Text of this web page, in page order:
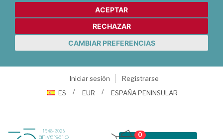
ACEPTAR
RECHAZAR
CAMBIAR PREFERENCIAS
Iniciar sesión
Registrarse
ES
EUR ESPAÑA PENINSULAR
0